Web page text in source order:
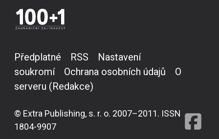
Předplatné RSS
Nastavení
soukromí
Ochrana osobních údajů
O
serveru (Redakce)
© Extra Publishing, s. r. o. 2007–2011. ISSN
1804-9907